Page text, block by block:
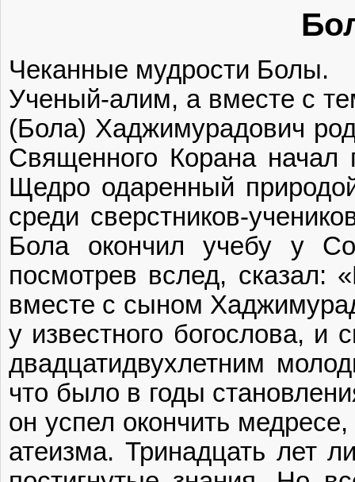
Чеканные мудрости Болы.
Ученый-алим, а вместе с
(Бола) Хаджимурадович
Священного Корана
Щедро одаренный
среди сверстников-
Бола окончил учебу у
посмотрев вслед, сказал:
вместе с сыном
у известного богослова, и
двадцатидвухлетним
что было в годы
он успел окончить
атеизма. Тринадцать лет